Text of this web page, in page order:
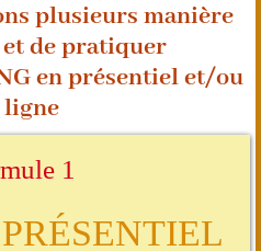
plusieurs manière
de pratiquer
en présentiel et/ou
ligne
1